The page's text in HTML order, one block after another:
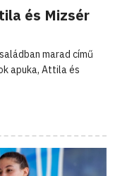
és Mizsér
marad című
apuka, Attila és